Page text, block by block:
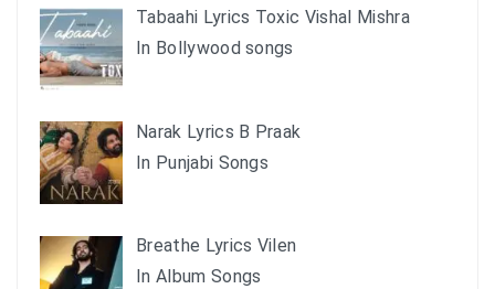
Tabaahi Lyrics Toxic Vishal Mishra
In Bollywood songs
Narak Lyrics B Praak
In Punjabi Songs
Breathe Lyrics Vilen
In Album Songs